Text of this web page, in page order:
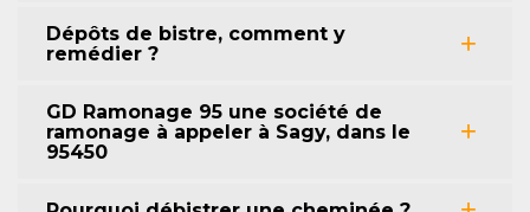
Dépôts de bistre, comment y
remédier ?
GD Ramonage 95 une société de
ramonage à appeler à Sagy, dans le
95450